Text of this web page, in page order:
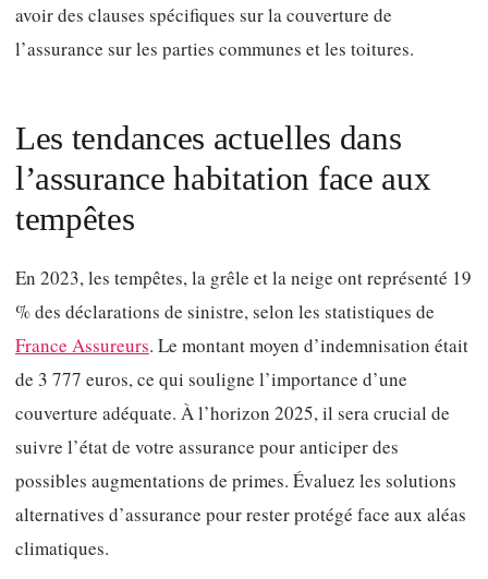
avoir des clauses spécifiques sur la couverture de
l’assurance sur les parties communes et les toitures.
Les tendances actuelles dans
l’assurance habitation face aux
tempêtes
En 2023, les tempêtes, la grêle et la neige ont représenté 19
% des déclarations de sinistre, selon les statistiques de
France Assureurs. Le montant moyen d’indemnisation était
de 3 777 euros, ce qui souligne l’importance d’une
couverture adéquate. À l’horizon 2025, il sera crucial de
suivre l’état de votre assurance pour anticiper des
possibles augmentations de primes. Évaluez les solutions
alternatives d’assurance pour rester protégé face aux aléas
climatiques.